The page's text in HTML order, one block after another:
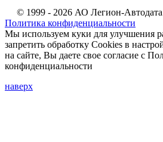
© 1999 - 2026 АО Легион-
Политика конфиденциальности
Мы используем куки для улучшения
запретить обработку Cookies в
на сайте, Вы даете свое согласие с
конфиденциальности
наверх